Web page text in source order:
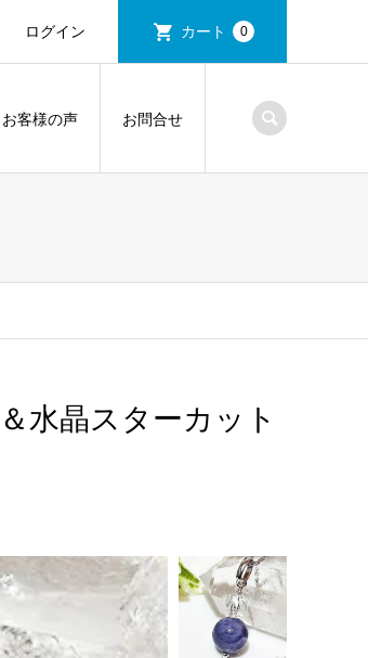
ログイン カート 0
お客様の声 お問合せ
水晶スターカット